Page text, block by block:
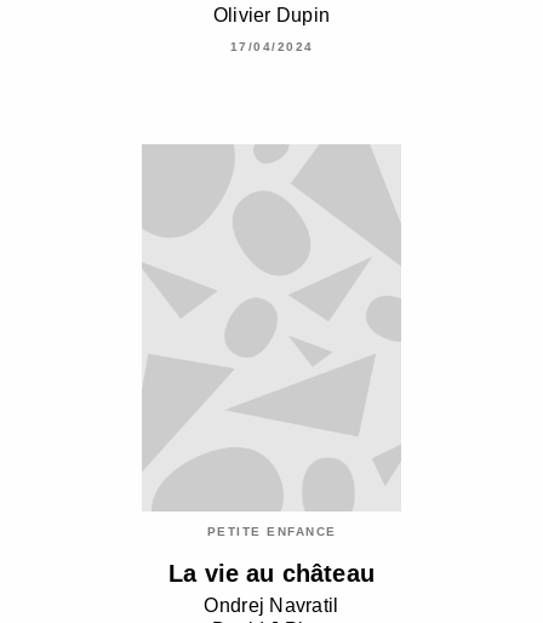
Olivier Dupin
17/04/2024
PETITE ENFANCE
La vie au château
Ondrej Navratil